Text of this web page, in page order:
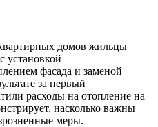
домов жильцы
установкой
фасада и заменой
за первый
расходы на отопление на
насколько важны
меры.